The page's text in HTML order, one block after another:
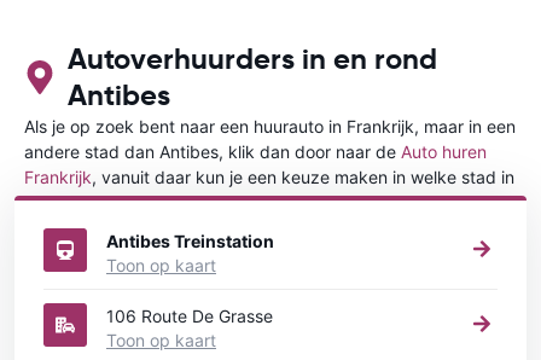
Autoverhuurders in en rond
Antibes
Als je op zoek bent naar een huurauto in Frankrijk, maar in een
andere stad dan Antibes, klik dan door naar de Auto huren
Frankrijk, vanuit daar kun je een keuze maken in welke stad in
Frankrijk je een auto huren wilt.
Antibes Treinstation
Toon op kaart
106 Route De Grasse
Toon op kaart